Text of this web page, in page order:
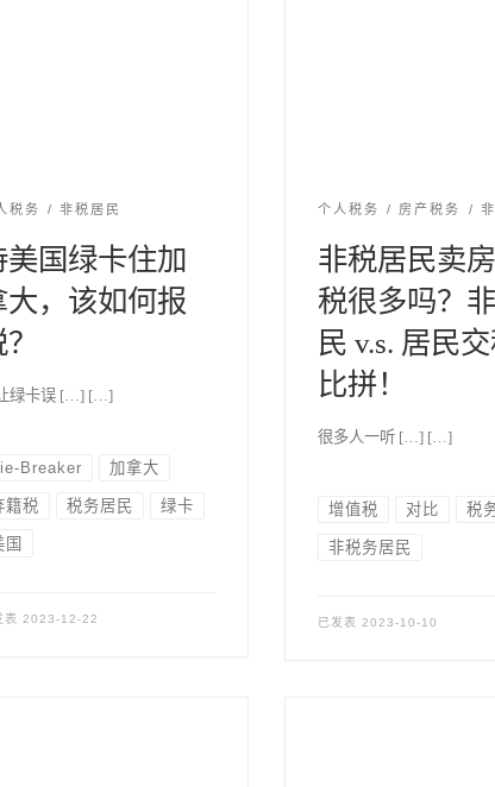
税务 非税居民
美国绿卡住加
大，该如何报
绿卡误 […] […]
Breaker 加拿大
籍税 税务居民 绿卡
国
表 2023-12-22
个人税务 房产税务
非税居民卖
税很多吗？
民 v.s. 居民
比拼！
很多人一听 […] […]
增值税 对比 税
非税务居民
已发表 2023-10-10